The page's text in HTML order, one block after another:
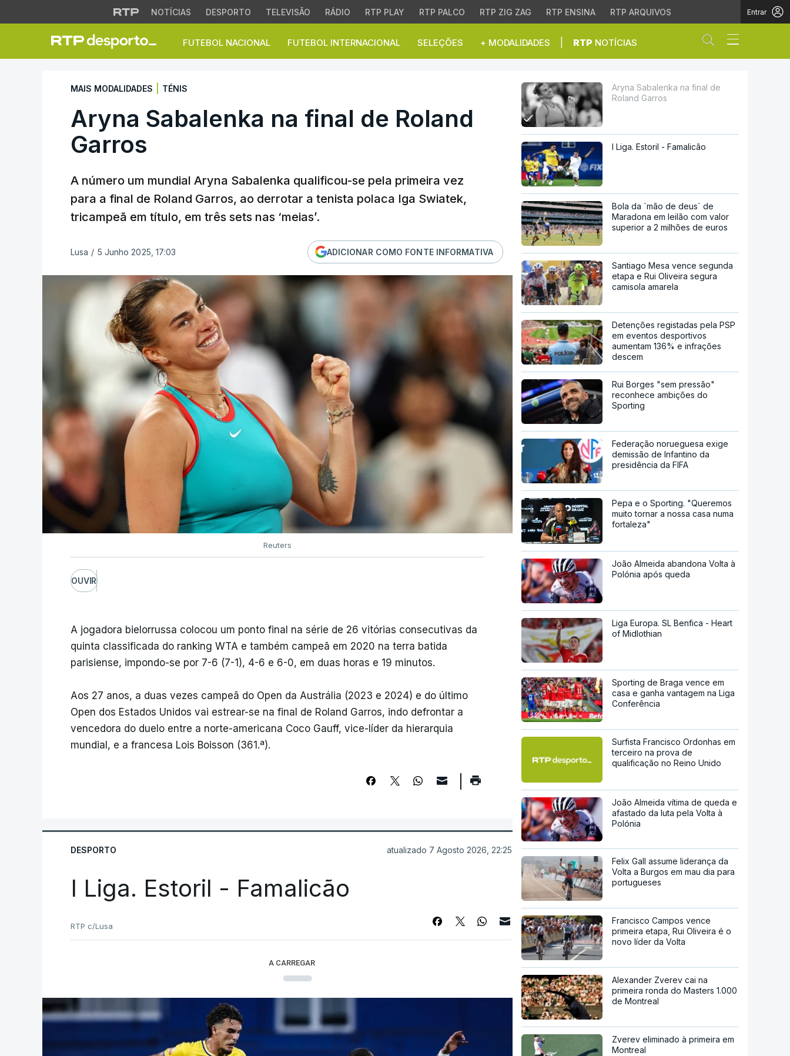
NOTÍCIAS DESPORTO TELEVISÃO RÁDIO RTP PLAY RTP PALCO RTP ZIG ZAG RTP ENSINA RTP ARQUIVOS Entrar
FUTEBOL NACIONAL FUTEBOL INTERNACIONAL SELEÇÕES + MODALIDADES RTP NOTÍCIAS Abrir campo
Aryna Sabalenka na final de Roland Garros
MAIS MODALIDADES TÉNIS
Aryna Sabalenka na final de Roland
Garros
A número um mundial Aryna Sabalenka qualificou-se pela primeira vez
para a final de Roland Garros, ao derrotar a tenista polaca Iga Swiatek,
tricampeã em título, em três sets nas ‘meias’.
Lusa / 5 Junho 2025, 17:03 ADICIONAR COMO FONTE INFORMATIVA
Reuters
OUVIR
A jogadora bielorrussa colocou um ponto final na série de 26 vitórias consecutivas da
quinta classificada do ranking WTA e também campeã em 2020 na terra batida
parisiense, impondo-se por 7-6 (7-1), 4-6 e 6-0, em duas horas e 19 minutos.
Aos 27 anos, a duas vezes campeã do Open da Austrália (2023 e 2024) e do último
Open dos Estados Unidos vai estrear-se na final de Roland Garros, indo defrontar a
vencedora do duelo entre a norte-americana Coco Gauff, vice-líder da hierarquia
mundial, e a francesa Lois Boisson (361.ª).
DESPORTO atualizado 7 Agosto 2026, 22:25
I Liga. Estoril - Famalicão
RTP c/Lusa
A CARREGAR
Aryna Sabalenka na final de
Roland Garros
I Liga. Estoril - Famalicão
Bola da `mão de deus` de
Maradona em leilão com valor
superior a 2 milhões de euros
Santiago Mesa vence segunda
etapa e Rui Oliveira segura
camisola amarela
Detenções registadas pela PSP
em eventos desportivos
aumentam 136% e infrações
descem
Rui Borges "sem pressão"
reconhece ambições do
Sporting
Federação norueguesa exige
demissão de Infantino da
presidência da FIFA
Pepa e o Sporting. "Queremos
muito tornar a nossa casa numa
fortaleza"
João Almeida abandona Volta à
Polónia após queda
Liga Europa. SL Benfica - Heart
of Midlothian
Sporting de Braga vence em
casa e ganha vantagem na Liga
Conferência
Surfista Francisco Ordonhas em
terceiro na prova de
qualificação no Reino Unido
João Almeida vítima de queda e
afastado da luta pela Volta à
Polónia
Felix Gall assume liderança da
Volta a Burgos em mau dia para
portugueses
Francisco Campos vence
primeira etapa, Rui Oliveira é o
novo líder da Volta
Alexander Zverev cai na
primeira ronda do Masters 1.000
de Montreal
Zverev eliminado à primeira em
Montreal